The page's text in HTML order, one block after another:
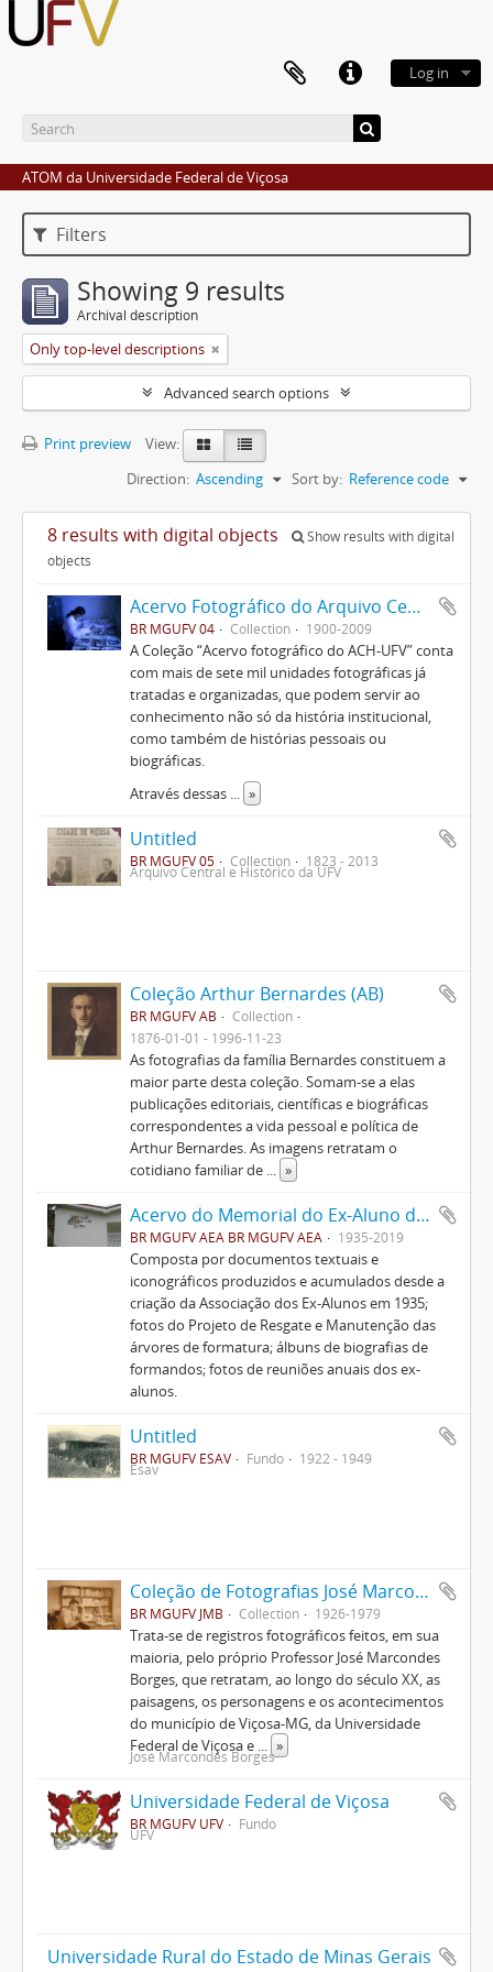
Log in
ATOM da Universidade Federal de Viçosa
Filters
Showing 9 results
Archival description
Only top-level descriptions
Advanced search options
Print preview
View:
Sort by: Reference code
Direction: Ascending
8 results with digital objects
Show results with digital
objects
Acervo Fotográfico do Arquivo Central Histórico da UFV
BR MGUFV 04 Collection 1900-2009
A Coleção “Acervo fotográfico do ACH-UFV” conta
com mais de sete mil unidades fotográficas já
tratadas e organizadas, que podem servir ao
conhecimento não só da história institucional,
como também de histórias pessoais ou
biográficas.
Através dessas
»
Untitled
BR MGUFV 05 Collection 1823 - 2013
Arquivo Central e Histórico da UFV
Coleção Arthur Bernardes (AB)
BR MGUFV AB
Collection
1876-01-01 - 1996-11-23
As fotografias da família Bernardes constituem a
maior parte desta coleção. Somam-se a elas
publicações editoriais, científicas e biográficas
correspondentes a vida pessoal e política de
Arthur Bernardes. As imagens retratam o
cotidiano familiar de
»
Acervo do Memorial do Ex-Aluno da UFV
BR MGUFV AEA BR MGUFV AEA 1935-2019
Composta por documentos textuais e
iconográficos produzidos e acumulados desde a
criação da Associação dos Ex-Alunos em 1935;
fotos do Projeto de Resgate e Manutenção das
árvores de formatura; álbuns de biografias de
formandos; fotos de reuniões anuais dos ex-
alunos.
Untitled
BR MGUFV ESAV Fundo 1922 - 1949
Esav
Coleção de Fotografias José Marcondes Borges
BR MGUFV JMB Collection 1926-1979
Trata-se de registros fotográficos feitos, em sua
maioria, pelo próprio Professor José Marcondes
Borges, que retratam, ao longo do século XX, as
paisagens, os personagens e os acontecimentos
do município de Viçosa-MG, da Universidade
Federal de Viçosa e
»
José Marcondes Borges
Universidade Federal de Viçosa
BR MGUFV UFV Fundo
UFV
Universidade Rural do Estado de Minas Gerais